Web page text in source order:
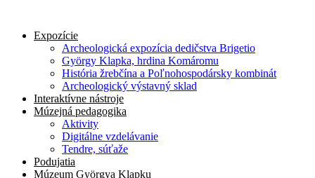
obsah
Expozície
Archeologická expozícia dedičstva Brigetio
György Klapka, hrdina Komáromu
História žrebčína a Poľnohospodársky kombinát
Archeologický výstavný sklad
Interaktívne nástroje
Múzejná pedagogika
Aktivity
Digitálne vzdelávanie
Tendre, súťaže
Podujatia
Múzeum Györgya Klapku